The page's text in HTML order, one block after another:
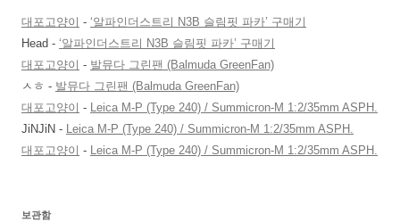
대포고양이 - ‘알파인더스트리 N3B 슬림핏 파카’ 구매기
Head - ‘알파인더스트리 N3B 슬림핏 파카’ 구매기
대포고양이 - 발뮤다 그린팬 (Balmuda GreenFan)
ㅅㅎ - 발뮤다 그린팬 (Balmuda GreenFan)
대포고양이 - Leica M-P (Type 240) / Summicron-M 1:2/35mm ASPH.
JiNJiN - Leica M-P (Type 240) / Summicron-M 1:2/35mm ASPH.
대포고양이 - Leica M-P (Type 240) / Summicron-M 1:2/35mm ASPH.
보관함